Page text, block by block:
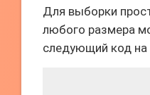
Для выборки
любого размера
следующий код на